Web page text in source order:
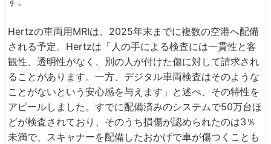
Hertzの車両用MRIは、2025年末までに複数の空港へ配備
される予定。Hertzは「人の手による検査には一貫性と客
観性、透明性がなく、別の人が付けた傷に対して請求され
ることがあります。一方、デジタル車両検査はそのような
ことがないという安心感を与えます」と述べ、その特性を
アピールしました。すでに配備済みのシステムで50万台ほ
どが検査されており、そのうち損傷が認められたのは3％
未満で、スキャナーを配備したおかげで車が傷つくことも